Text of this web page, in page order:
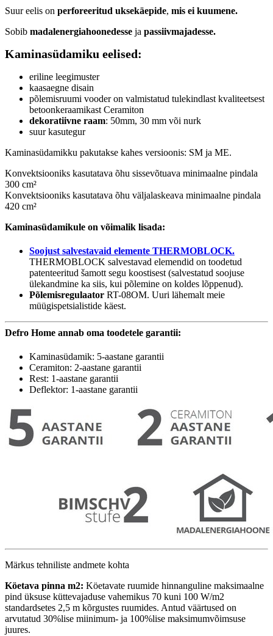
Suur eelis on perforeeritud uksekäepide, mis ei kuumene.
Sobib madalenergiahoonedesse ja passiivmajadesse.
Kaminasüdamiku eelised:
eriline leegimuster
kaasaegne disain
põlemisruumi vooder on valmistatud tulekindlast kvaliteetsest
betoonkeraamikast Ceramiton
dekoratiivne raam: 50mm, 30 mm või nurk
suur kasutegur
Kaminasüdamikku pakutakse kahes versioonis: SM ja ME.
Konvektsiooniks kasutatava õhu sissevõtuava minimaalne pindala
300 cm²
Konvektsiooniks kasutatava õhu väljalaskeava minimaalne pindala
420 cm²
Kaminasüdamikule on võimalik lisada:
Soojust salvestavaid elemente THERMOBLOCK.
THERMOBLOCK salvestavad elemendid on toodetud
patenteeritud šamott segu koostisest (salvestatud soojuse
ülekandmine ka siis, kui põlemine on koldes lõppenud).
Põlemisregulaator RT-08OM. Uuri lähemalt meie
müügispetsialistide käest.
Defro Home annab oma toodetele garantii:
Kaminasüdamik: 5-aastane garantii
Ceramiton: 2-aastane garantii
Rest: 1-aastane garantii
Deflektor: 1-aastane garantii
Märkus tehniliste andmete kohta
Köetava pinna m2: Köetavate ruumide hinnanguline maksimaalne
pind üksuse küttevajaduse vahemikus 70 kuni 100 W/m2
standardsetes 2,5 m kõrgustes ruumides. Antud väärtused on
arvutatud 30%lise miinimum- ja 100%lise maksimumvõimsuse
juures.